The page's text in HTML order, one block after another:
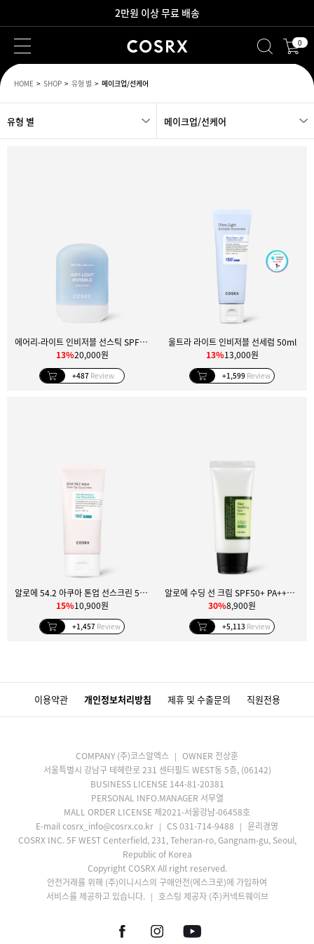
2만원 이상 무료 배송
새로워진 회원 혜택을 만나보세요! 0
HOME SHOP 유형 별 메이크업/선케어
에어리-라이트 인비저블 선스틱 SPF50+ PA++++
13%20,000원
+487 Review
울트라 라이트 인비저블 선세럼 50ml
13%13,000원
+1,599 Review
알로에 54.2 아쿠아 톤업 선스크린 50ml
15%10,900원
+1,457 Review
알로에 수딩 선 크림 SPF50+ PA+++ 50ml
30%8,900원
+5,113 Review
이용약관 개인정보처리방침 제휴 및 수출문의 직원전용
COMPANY (주)코스알엑스
OWNER 전상훈
서울특별시 강남구 테헤란로 231 센터필드 WEST동 5층, (06142)
BUSINESS LICENSE 144-81-20381
PERSONAL INFO.MANAGER 서무열
MALL ORDER LICENSE 제2021-서울강남-06458호
E-mail cosrx_info@cosrx.co.kr
CS 031-714-9488
윤리경영
COSRX INC. 5F WEST Centerfield, 231, Teheran-ro, Gangnam-gu, Seoul,
Republic of Korea
Copyright COSRX All right reserved.
안전거래를 위해 (주)이니시스의 구매안전(에스크로)에 가입하여
서비스를 제공하고 있습니다.
호스팅 제공자 (주)커넥트웨이브